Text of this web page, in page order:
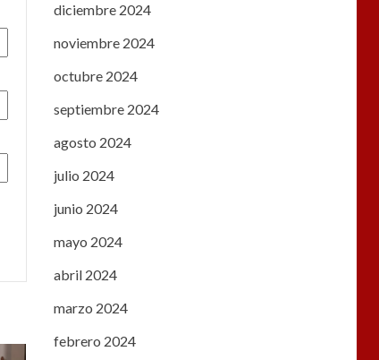
diciembre 2024
noviembre 2024
octubre 2024
septiembre 2024
agosto 2024
julio 2024
junio 2024
mayo 2024
abril 2024
marzo 2024
febrero 2024